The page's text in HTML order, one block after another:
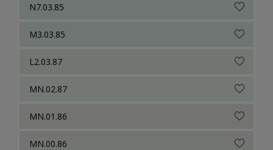
N7.03.85
M3.03.85
L2.03.87
MN.02.87
MN.01.86
MN.00.86